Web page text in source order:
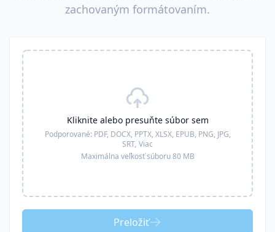
zachovaným formátovaním.
Kliknite alebo presuňte súbor sem
Podporované: PDF, DOCX, PPTX, XLSX, EPUB, PNG, JPG,
SRT, Viac
Maximálna veľkosť súboru 80 MB
Preložiť